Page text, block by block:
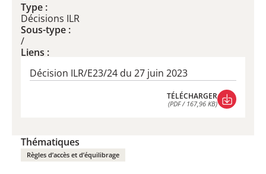
Type :
Décisions ILR
Sous-type :
/
Liens :
Décision ILR/E23/24 du 27 juin 2023
TÉLÉCHARGER
(PDF / 167,96 KB)
Thématiques
Règles d’accès et d’équilibrage